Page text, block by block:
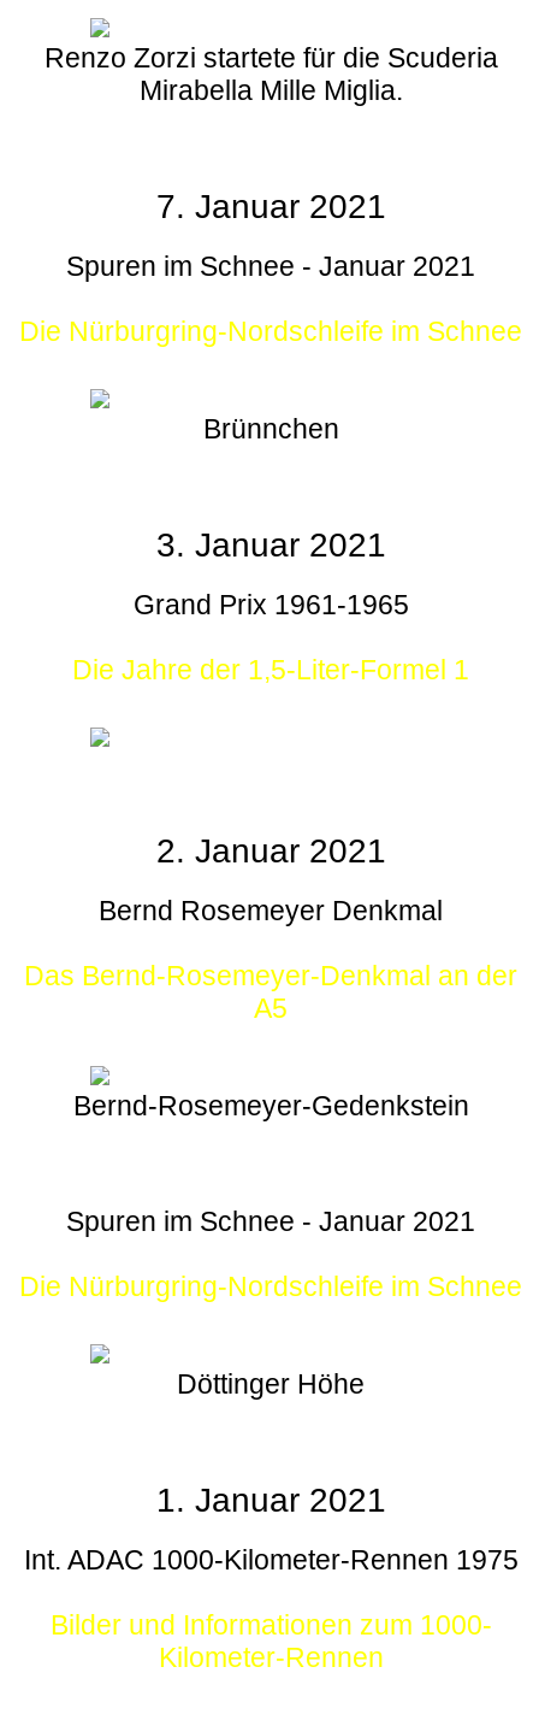
Renzo Zorzi startete für die Scuderia
Mirabella Mille Miglia.
7. Januar 2021
Spuren im Schnee - Januar 2021
Die Nürburgring-Nordschleife im Schnee
Brünnchen
3. Januar 2021
Grand Prix 1961-1965
Die Jahre der 1,5-Liter-Formel 1
2. Januar 2021
Bernd Rosemeyer Denkmal
Das Bernd-Rosemeyer-Denkmal an der
A5
Bernd-Rosemeyer-Gedenkstein
Spuren im Schnee - Januar 2021
Die Nürburgring-Nordschleife im Schnee
Döttinger Höhe
1. Januar 2021
Int. ADAC 1000-Kilometer-Rennen 1975
Bilder und Informationen zum 1000-
Kilometer-Rennen